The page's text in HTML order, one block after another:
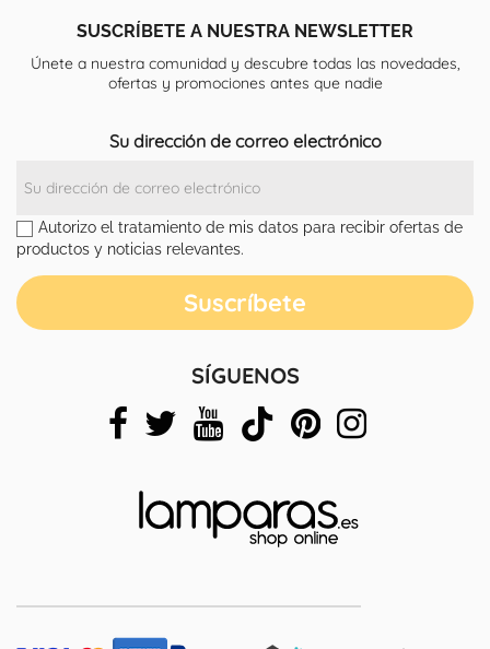
SUSCRÍBETE A NUESTRA NEWSLETTER
Únete a nuestra comunidad y descubre todas las novedades,
ofertas y promociones antes que nadie
Su dirección de correo electrónico
Autorizo el tratamiento de mis datos para recibir ofertas de
productos y noticias relevantes.
SÍGUENOS